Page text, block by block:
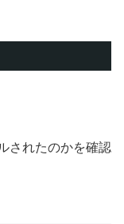
されたのかを確認